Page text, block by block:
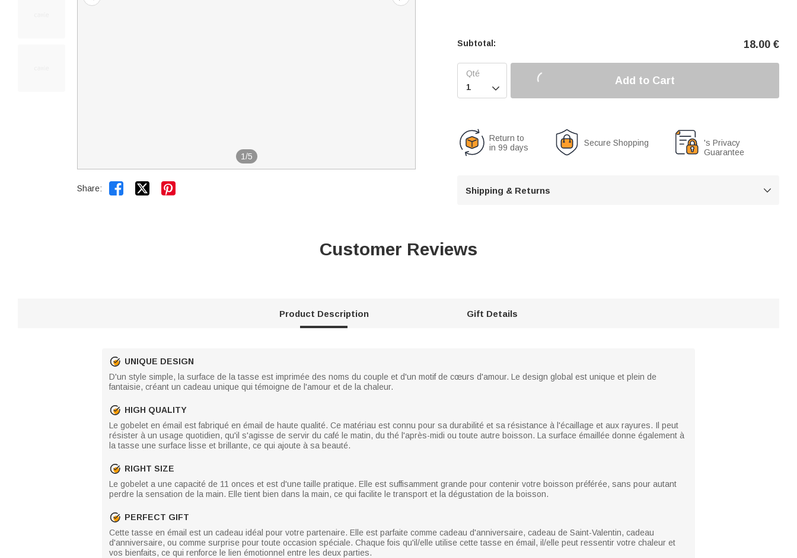
1/5
Share:  
Subtotal: 18.00 €

Add to Cart
Return to
in 99 days
Secure Shopping
's Privacy
Guarantee
Shipping & Returns 
Customer Reviews
Product Description Gift Details
UNIQUE DESIGN
D'un style simple, la surface de la tasse est imprimée des noms du couple et d'un motif de cœurs d'amour. Le design global est unique et plein de
fantaisie, créant un cadeau unique qui témoigne de l'amour et de la chaleur.
HIGH QUALITY
Le gobelet en émail est fabriqué en émail de haute qualité. Ce matériau est connu pour sa durabilité et sa résistance à l'écaillage et aux rayures. Il peut
résister à un usage quotidien, qu'il s'agisse de servir du café le matin, du thé l'après-midi ou toute autre boisson. La surface émaillée donne également à
la tasse une surface lisse et brillante, ce qui ajoute à sa beauté.
RIGHT SIZE
Le gobelet a une capacité de 11 onces et est d'une taille pratique. Elle est suffisamment grande pour contenir votre boisson préférée, sans pour autant
perdre la sensation de la main. Elle tient bien dans la main, ce qui facilite le transport et la dégustation de la boisson.
PERFECT GIFT
Cette tasse en émail est un cadeau idéal pour votre partenaire. Elle est parfaite comme cadeau d'anniversaire, cadeau de Saint-Valentin, cadeau
d'anniversaire, ou comme surprise pour toute occasion spéciale. Chaque fois qu'il/elle utilise cette tasse en émail, il/elle peut ressentir votre chaleur et
vos bienfaits, ce qui renforce le lien émotionnel entre les deux parties.